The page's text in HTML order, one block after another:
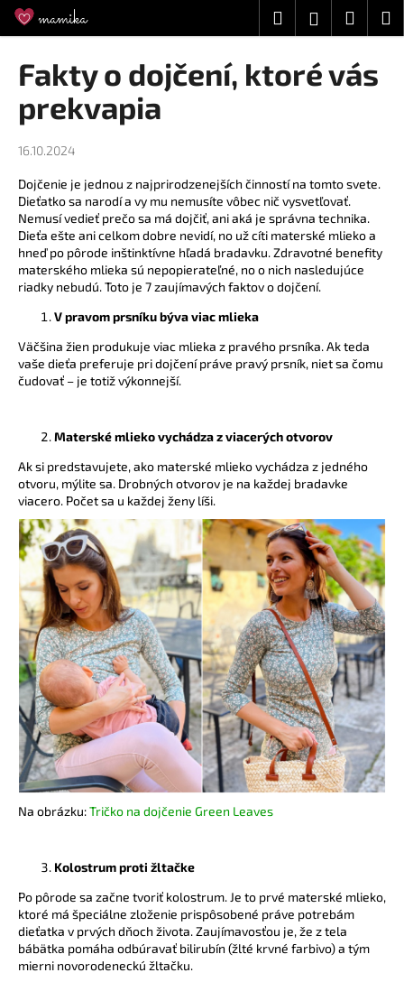
Prejsť
obsah
Hľadať
Fakty o dojčení, ktoré vás
prekvapia
16.10.2024
Dojčenie je jednou z najprirodzenejších činností na tomto svete.
Dieťatko sa narodí a vy mu nemusíte vôbec nič vysvetľovať.
Nemusí vedieť prečo sa má dojčiť, ani aká je správna technika.
Dieťa ešte ani celkom dobre nevidí, no už cíti materské mlieko a
hneď po pôrode inštinktívne hľadá bradavku. Zdravotné benefity
materského mlieka sú nepopierateľné, no o nich nasledujúce
riadky nebudú. Toto je 7 zaujímavých faktov o dojčení.
V pravom prsníku býva viac mlieka
Väčšina žien produkuje viac mlieka z pravého prsníka. Ak teda
vaše dieťa preferuje pri dojčení práve pravý prsník, niet sa čomu
čudovať – je totiž výkonnejší.
Materské mlieko vychádza z viacerých otvorov
Ak si predstavujete, ako materské mlieko vychádza z jedného
otvoru, mýlite sa. Drobných otvorov je na každej bradavke
viacero. Počet sa u každej ženy líši.
Na obrázku:Tričko na dojčenie Green Leaves
Kolostrum proti žltačke
Po pôrode sa začne tvoriť kolostrum. Je to prvé materské mlieko,
ktoré má špeciálne zloženie prispôsobené práve potrebám
dieťatka v prvých dňoch života. Zaujímavosťou je, že z tela
bábätka pomáha odbúravať bilirubín (žlté krvné farbivo) a tým
mierni novorodeneckú žltačku.
o
Č
o
p
t
r
e
b
u
t
e
s
ť
?
HĽADAŤ
O
d
p
o
r
ú
č
ZAVINOVACÍ
NOSIČSKÝ
A
TEHOTENSKÝ